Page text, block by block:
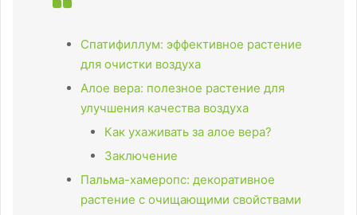
Спатифиллум: эффективное растение
для очистки воздуха
Алое вера: полезное растение для
улучшения качества воздуха
Как ухаживать за алое вера?
Заключение
Пальма-хамеропс: декоративное
растение с очищающими свойствами